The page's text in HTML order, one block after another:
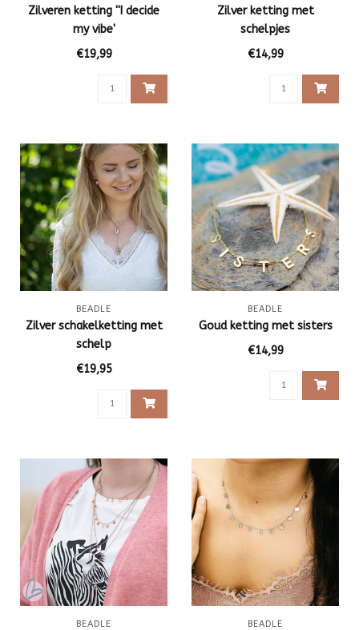
Zilveren ketting ''I decide
my vibe'
€19,99
Zilver ketting met
schelpjes
€14,99
BEADLE
Zilver schakelketting met
schelp
€19,95
BEADLE
Goud ketting met sisters
€14,99
BEADLE BEADLE